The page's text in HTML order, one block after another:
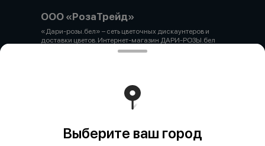
ООО «РозаТрейд»
«Дари-розы.бел» – сеть цветочных дискаунтеров и
доставки цветов. Интернет-магазин ДАРИ-РОЗЫ.бел
зарегистрирован 06.12.2021 № 524431 в Торговом
выдано администрацией Первомайского района г.
Витебска от 12.10.2021 УНП 391926869 Мы принимаем
онлайн оплату. ВНИМАНИЕ перед оплатой уточняйте
наличие товара у менеджера.
Выберите ваш город